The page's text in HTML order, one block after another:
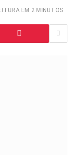
EM 2 MINUTOS